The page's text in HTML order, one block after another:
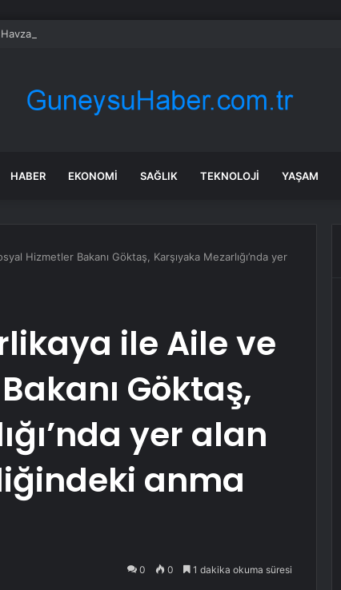
2050 vizyonu şekilleniyor
HABER EKONOMI SAĞLIK TEKNOLOJI YAŞAM
Hizmetler Bakanı Göktaş, Karşıyaka Mezarlığı’nda yer
ile Aile ve
Göktaş,
yer alan
anma
0 0 1 dakika okuma süresi